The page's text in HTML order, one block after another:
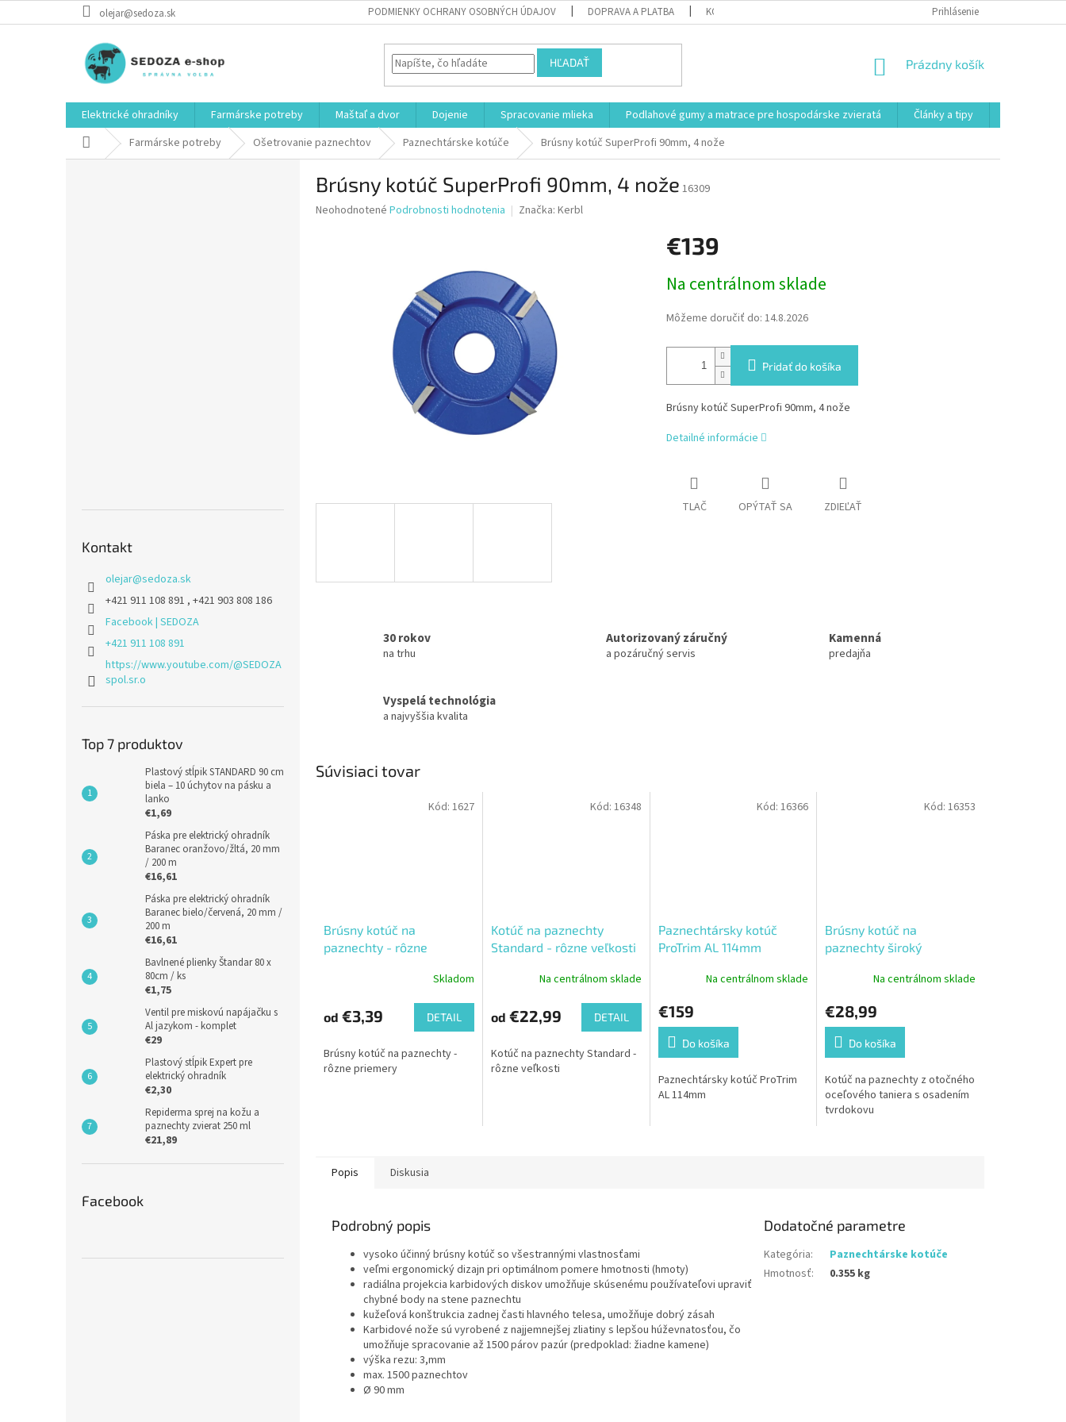
na
olejar@sedoza.sk PODMIENKY OCHRANY OSOBNÝCH ÚDAJOV DOPRAVA A PLATBA KONTAKT VŠEOBECNÉ OBCHODNÉ PODMIENKY POSTUP
Prihlásenie
HĽADAŤ
NÁKUPNÝ
Prázdny košík
Elektrické ohradníky Farmárske potreby Maštaľ a dvor Dojenie Spracovanie mlieka Podlahové gumy a matrace pre hospodárske zvieratá Články a tipy
DomovFarmárske potreby Ošetrovanie paznechtov Paznechtárske kotúče Brúsny kotúč SuperProfi 90mm, 4 nože
Kontakt
olejar@sedoza.sk
+421 911 108 891 , +421 903 808 186
Facebook | SEDOZA
+421 911 108 891
https://www.youtube.com/@SEDOZA
spol.sr.o
Top 7 produktov
Plastový stĺpik STANDARD 90 cm
biela – 10 úchytov na pásku a
lanko
€1,69
Páska pre elektrický ohradník
Baranec oranžovo/žltá, 20 mm
/ 200 m
€16,61
Páska pre elektrický ohradník
Baranec bielo/červená, 20 mm /
200 m
€16,61
Bavlnené plienky Štandar 80 x
80cm / ks
€1,75
Ventil pre miskovú napájačku s
Al jazykom - komplet
€29
Plastový stĺpik Expert pre
elektrický ohradník
€2,30
Repiderma sprej na kožu a
paznechty zvierat 250 ml
€21,89
Facebook
Brúsny kotúč SuperProfi 90mm, 4 nože 16309
Priemerné
Neohodnotené Podrobnosti hodnotenia Značka: Kerbl
€139
cena:
Na centrálnom sklade
Môžeme doručiť do: 14.8.2026
Pridať do košíka
Brúsny kotúč SuperProfi 90mm, 4 nože
Detailné informácie
TLAČ OPÝTAŤ SA ZDIEĽAŤ
30 rokov
na trhu
Autorizovaný záručný
a pozáručný servis
Kamenná
predajňa
Vyspelá technológia
a najvyššia kvalita
Súvisiaci tovar
Brúsny kotúč na
paznechty - rôzne
Skladom
od €3,39 DETAIL
Brúsny kotúč na paznechty -
rôzne priemery
Kód: 1627
Kotúč na paznechty
Standard - rôzne veľkosti
Na centrálnom sklade
od €22,99 DETAIL
Kotúč na paznechty Standard -
rôzne veľkosti
Kód: 16348
Paznechtársky kotúč
ProTrim AL 114mm
Na centrálnom sklade
€159
Do košíka
Paznechtársky kotúč ProTrim
AL 114mm
Kód:16366
Brúsny kotúč na
paznechty široký
Na centrálnom sklade
€28,99
Do košíka
Kotúč na paznechty z otočného
oceľového taniera s osadením
tvrdokovu
Kód: 16353
Popis Diskusia
Podrobný popis
vysoko účinný brúsny kotúč so všestrannými vlastnosťami
veľmi ergonomický dizajn pri optimálnom pomere hmotnosti (hmoty)
radiálna projekcia karbidových diskov umožňuje skúsenému používateľovi upraviť
chybné body na stene paznechtu
kužeľová konštrukcia zadnej časti hlavného telesa, umožňuje dobrý zásah
Karbidové nože sú vyrobené z najjemnejšej zliatiny s lepšou húževnatosťou, čo
umožňuje spracovanie až 1500 párov pazúr (predpoklad: žiadne kamene)
výška rezu: 3,mm
max. 1500 paznechtov
Ø 90 mm
Dodatočné parametre
Kategória:
Paznechtárske kotúče
Hmotnosť: 0.355 kg